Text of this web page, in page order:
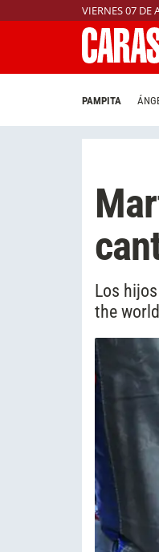
VIERNES 07 DE
PAMPITA
Los
the